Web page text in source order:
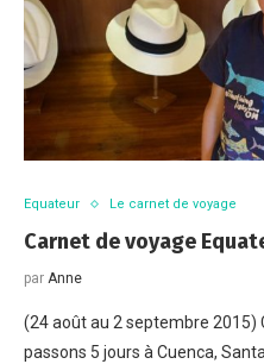
Equateur Le carnet de voyage
Carnet de voyage
par Anne
(24 août au 2 septembre 2015)
passons 5 jours à Cuenca,